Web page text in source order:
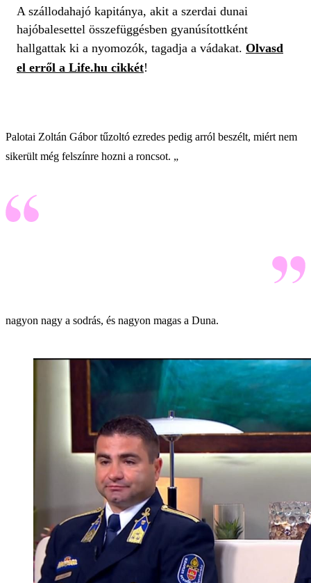
A szállodahajó kapitánya, akit a szerdai dunai
hajóbalesettel összefüggésben gyanúsítottként
hallgattak ki a nyomozók, tagadja a vádakat. Olvasd
el erről a Life.hu cikkét!
Palotai Zoltán Gábor tűzoltó ezredes pedig arról beszélt, miért nem
sikerült még felszínre hozni a roncsot. „
nagyon nagy a sodrás, és nagyon magas a Duna.